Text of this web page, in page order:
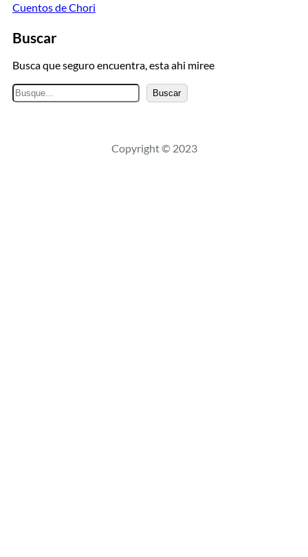
Cuentos de Chori
Buscar
Busca que seguro encuentra, esta ahi miree
B
u
a
Buscar
Copyright © 2023